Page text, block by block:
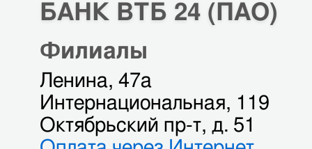
БАНК ВТБ 24 (ПАО)
Филиалы
Ленина, 47а
Интернациональная, 119
Октябрьский пр-т, д. 51